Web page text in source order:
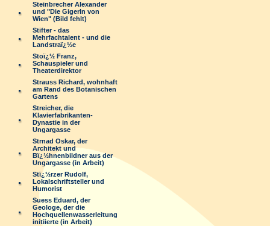
Steinbrecher Alexander
und "Die Gigerln von
Wien" (Bild fehlt)
Stifter - das
Mehrfachtalent - und die
Landstraï¿½e
Stoï¿½ Franz,
Schauspieler und
Theaterdirektor
Strauss Richard, wohnhaft
am Rand des Botanischen
Gartens
Streicher, die
Klavierfabrikanten-
Dynastie in der
Ungargasse
Strnad Oskar, der
Architekt und
Bï¿½hnenbildner aus der
Ungargasse (in Arbeit)
Stï¿½rzer Rudolf,
Lokalschriftsteller und
Humorist
Suess Eduard, der
Geologe, der die
Hochquellenwasserleitung
initiierte (in Arbeit)